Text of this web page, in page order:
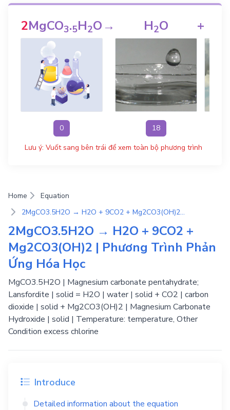
2MgCO3.5H2O
0
→ H2O
18
+
Lưu ý: Vuốt sang bên trái để xem toàn bộ phương trình
Home
Equation
2MgCO3.5H2O → H2O + 9CO2 + Mg2CO3(OH)2 | Phương Trình Phản Ứng Hóa Học
2MgCO3.5H2O → H2O + 9CO2 +
Mg2CO3(OH)2 | Phương Trình Phản
Ứng Hóa Học
MgCO3.5H2O | Magnesium carbonate pentahydrate;
Lansfordite | solid = H2O | water | solid + CO2 | carbon
dioxide | solid + Mg2CO3(OH)2 | Magnesium Carbonate
Hydroxide | solid | Temperature: temperature, Other
Condition excess chlorine
Introduce
Detailed information about the equation